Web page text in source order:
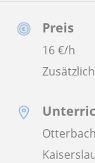
Preis
16€/h
Otterbach